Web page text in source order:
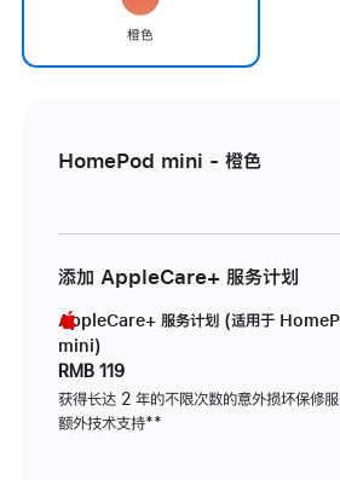
橙色
HomePod mini - 橙色
添加 AppleCare+ 服务计划
AppleCare+ 服务计划 (适用于
mini)
RMB 119
获得长达 2 年的不限次数的意外损坏保修
额外技术支持脚
**